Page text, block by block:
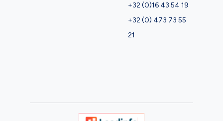
+32 (0)16 43 54 19
+32 (0) 473 73 55
21